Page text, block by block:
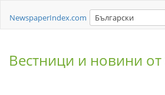
NewspaperIndex.com Български
Вестници и новини от